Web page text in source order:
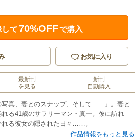
して70%OFFで購入
お気に入り
最新刊
を見る
新刊
自動購入
写真、妻とのスナップ、そして……」。妻と
る41歳のサラリーマン・真一。彼に訪れ
れる彼女の隠された日々……。
作品情報をもっと見る